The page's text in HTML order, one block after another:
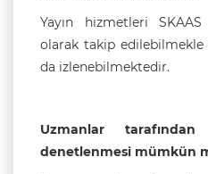
Yayın hizmetleri
olarak takip edilebilmekle
da izlenebilmektedir.
Uzmanlar tarafından
denetlenmesi mümkün